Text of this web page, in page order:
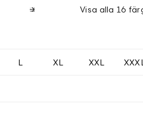
Visa alla 16
L XL XXL